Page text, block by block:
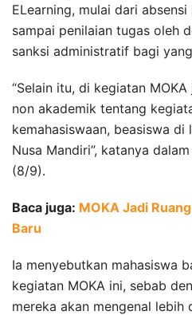
ELearning, mulai dari
sampai penilaian tugas oleh
sanksi administratif bagi
“Selain itu, di kegiatan
non akademik tentang
kemahasiswaan, beasiswa
Nusa Mandiri”, katanya
(8/9).
Baca juga: MOKA Jadi
Baru
Ia menyebutkan mahasiswa
kegiatan MOKA ini, sebab
mereka akan mengenal lebih